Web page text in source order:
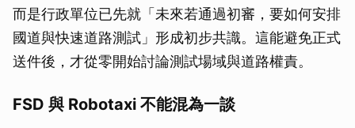
而是行政單位已先就「未來若通過初審，要如何安排
國道與快速道路測試」形成初步共識。這能避免正式
送件後，才從零開始討論測試場域與道路權責。
FSD 與 Robotaxi 不能混為一談